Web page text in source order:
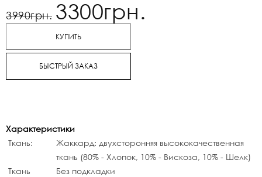
3990грн. 3300грн.
КУПИТЬ
БЫСТРЫЙ ЗАКАЗ
Характеристики
Ткань:
Жаккард: двухсторонняя высококачественная
ткань (80% - Хлопок, 10% - Вискоза, 10% - Шелк)
Ткань
Без подкладки